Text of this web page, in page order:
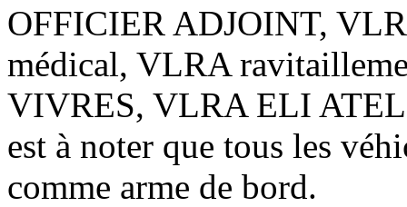
OFFICIER ADJOINT,
médical, VLRA
VIVRES, VLRA ELI
est à noter que tous les
comme arme de bord.